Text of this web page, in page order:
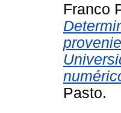
Franco
Pasto.